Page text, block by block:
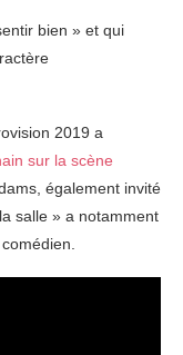
bien » et qui
2019 a
sur la scène
également invité
salle » a notamment